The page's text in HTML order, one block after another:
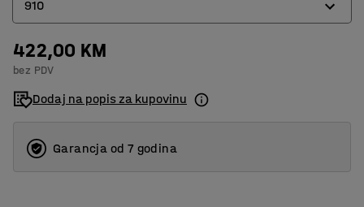
1500
3000
910
600
910
422,00 KM
bez PDV
Dodaj na popis za kupovinu
Garancja od 7 godina